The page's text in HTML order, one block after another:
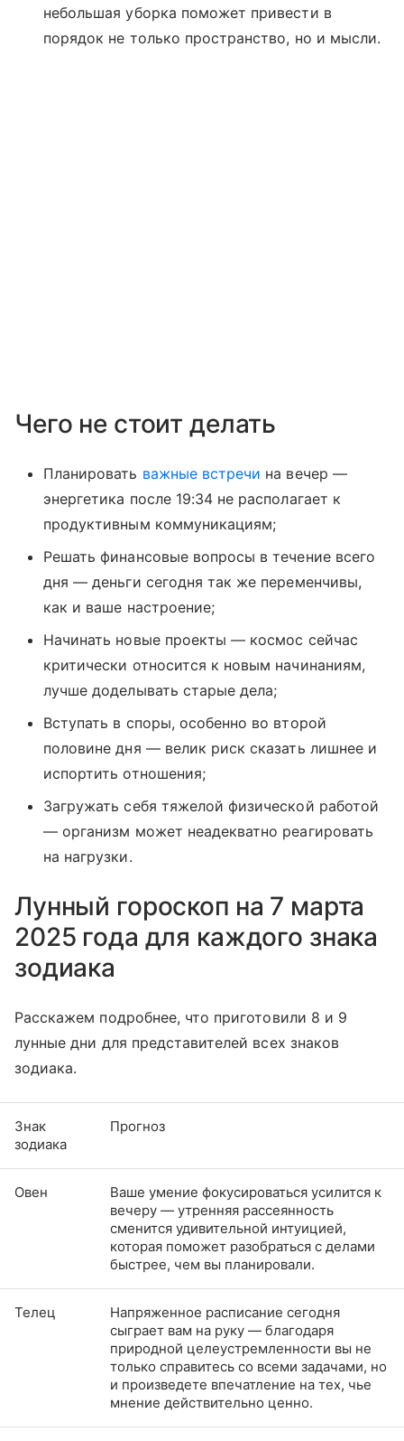
небольшая уборка поможет привести в
порядок не только пространство, но и мысли.
Чего не стоит делать
Планировать важные встречи на вечер —
энергетика после 19:34 не располагает к
продуктивным коммуникациям;
Решать финансовые вопросы в течение всего
дня — деньги сегодня так же переменчивы,
как и ваше настроение;
Начинать новые проекты — космос сейчас
критически относится к новым начинаниям,
лучше доделывать старые дела;
Вступать в споры, особенно во второй
половине дня — велик риск сказать лишнее и
испортить отношения;
Загружать себя тяжелой физической работой
— организм может неадекватно реагировать
на нагрузки.
Лунный гороскоп на 7 марта
2025 года для каждого знака
зодиака
Расскажем подробнее, что приготовили 8 и 9
лунные дни для представителей всех знаков
зодиака.
Знак
зодиака
Прогноз
Овен
Ваше умение фокусироваться усилится к
вечеру — утренняя рассеянность
сменится удивительной интуицией,
которая поможет разобраться с делами
быстрее, чем вы планировали.
Телец
Напряженное расписание сегодня
сыграет вам на руку — благодаря
природной целеустремленности вы не
только справитесь со всеми задачами, но
и произведете впечатление на тех, чье
мнение действительно ценно.